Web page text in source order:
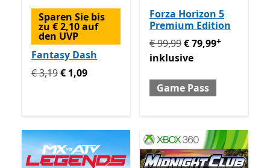
Sparen Sie bis
zu € 2,10 auf
den UVP
Fantasy Dash
Ursprünglich € 3,19 jetzt € 1,09
€ 3,19€ 1,09
Forza Horizon 5
Premium Edition
Ursprünglich € 99,99 jetzt
€ 99,99€ 79,99+
inklusive
Game Pass